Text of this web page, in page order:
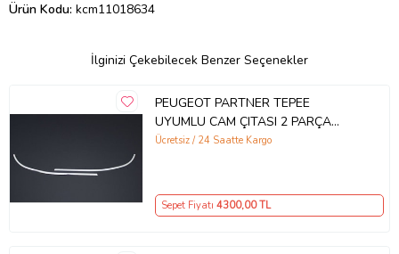
Ürün Kodu: kcm11018634
İlginizi Çekebilecek Benzer Seçenekler
PEUGEOT PARTNER TEPEE
UYUMLU CAM ÇITASI 2 PARÇA
2008-2018 PASLANMAZ KROM
Ücretsiz / 24 Saatte Kargo
Sepet Fiyatı 4300,00 TL